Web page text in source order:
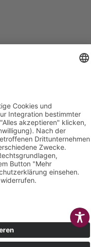
SOFTWARE & MEDIEN
GMBH